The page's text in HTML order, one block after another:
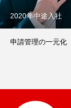
2020年中途入社
申請管理の一元化